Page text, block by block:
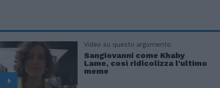
Video su questo argomento
Sangiovanni come Khaby
Lame, così ridicolizza l'ultimo
meme